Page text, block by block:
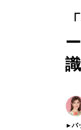
バ